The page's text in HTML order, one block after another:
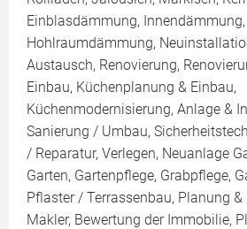
Einblasdämmung,
Hohlraumdämmung,
Austausch, Renovierung,
Einbau, Küchenplanung & Einbau,
Küchenmodernisierung, Anlage &
Sanierung / Umbau,
/ Reparatur, Verlegen, Neuanlage
Garten, Gartenpflege, Grabpflege,
Pflaster / Terrassenbau, Planung &
Makler, Bewertung der Immobilie,